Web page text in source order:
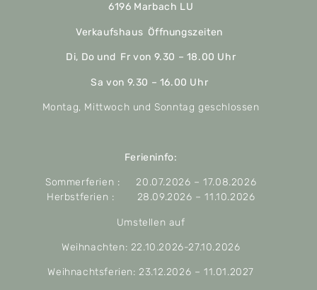
6196 Marbach LU
Verkaufshaus Öffnungszeiten
Di, Do und Fr von 9.30 – 18.00 Uhr
Sa von 9.30 – 16.00 Uhr
Montag, Mittwoch und Sonntag geschlossen
Ferieninfo:
Sommerferien : 20.07.2026 – 17.08.2026
Herbstferien : 28.09.2026 – 11.10.2026
Umstellen auf
Weihnachten: 22.10.2026-27.10.2026
Weihnachtsferien: 23.12.2026 – 11.01.2027